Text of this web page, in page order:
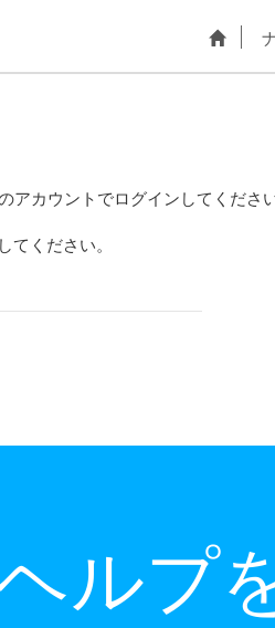
カウントでログインしてください
してください。
ルプ